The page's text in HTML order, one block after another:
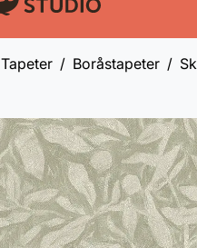
Tapeter Boråstapeter